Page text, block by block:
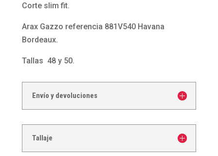
de
Arax
Gazzo
Corte slim fit.
Arax Gazzo referencia 881V540 Havana
Bordeaux.
Tallas 48 y 50.
Envío y devoluciones
Tallaje